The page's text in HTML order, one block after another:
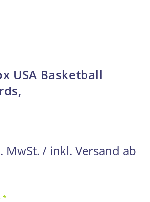
USA Basketball
MwSt. / inkl. Versand ab
*